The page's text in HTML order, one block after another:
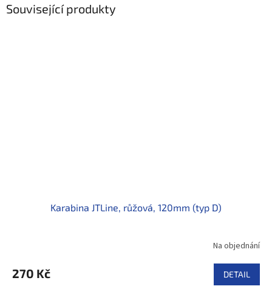
Související produkty
Karabina JTLine, růžová, 120mm (typ D)
Na objednání
270 Kč DETAIL